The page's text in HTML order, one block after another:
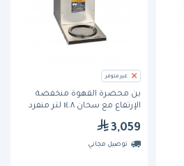
غير متوفر
بن محضّرة القهوة منخفضة
الإرتفاع مع سخان ١٤.٨ لتر منفرد
3,059
توصيل مجاني